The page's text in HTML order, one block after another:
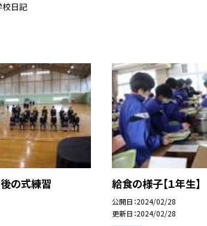
校日記
の式練習 給食の様子【１年生】
公開日 2024/02/28
更新日 2024/02/28